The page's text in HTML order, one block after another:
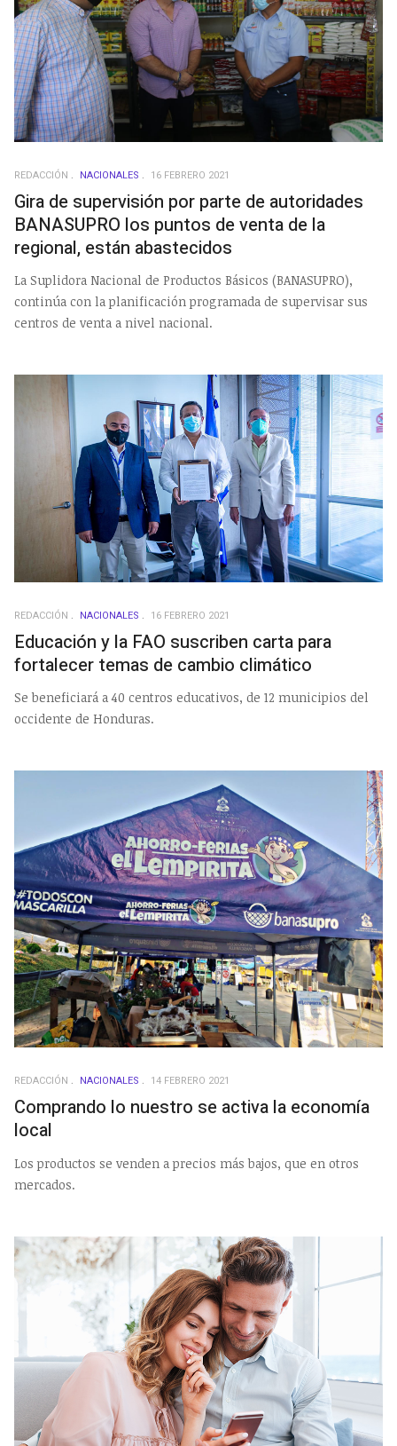
REDACCIÓN NACIONALES 16 FEBRERO 2021
Gira de supervisión por parte de autoridades
BANASUPRO los puntos de venta de la
regional, están abastecidos
La Suplidora Nacional de Productos Básicos (BANASUPRO),
continúa con la planificación programada de supervisar sus
centros de venta a nivel nacional.
REDACCIÓN NACIONALES 16 FEBRERO 2021
Educación y la FAO suscriben carta para
fortalecer temas de cambio climático
Se beneficiará a 40 centros educativos, de 12 municipios del
occidente de Honduras.
REDACCIÓN NACIONALES 14 FEBRERO 2021
Comprando lo nuestro se activa la economía
local
Los productos se venden a precios más bajos, que en otros
mercados.